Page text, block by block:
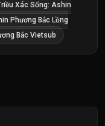
Xác Sống: Ashin
Phương Bắc Lồng
Bắc Vietsub